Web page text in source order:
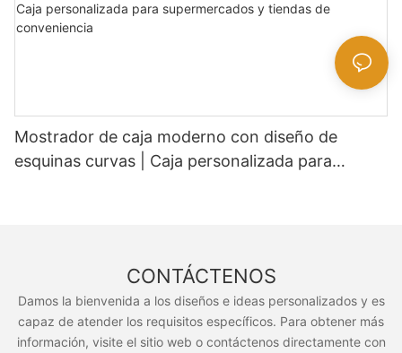
Mostrador de caja moderno con diseño de
esquinas curvas | Caja personalizada para
CONTÁCTENOS
Damos la bienvenida a los diseños e ideas personalizados y es
capaz de atender los requisitos específicos. Para obtener más
información, visite el sitio web o contáctenos directamente con